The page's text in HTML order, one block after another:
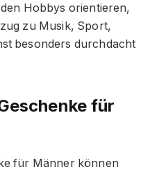
Hobbys orientieren,
zu Musik, Sport,
besonders durchdacht
für
für Männer können